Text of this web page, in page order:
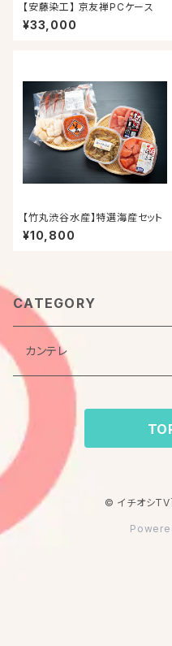
【安藤染工】 京友禅PCケース
¥33,000
【竹丸渋谷水産】特選海産セット
¥10,800
CATEGORY
カンテレ
よ～いドン！
よ～いドン！本日のオススメ３
© イチオシ